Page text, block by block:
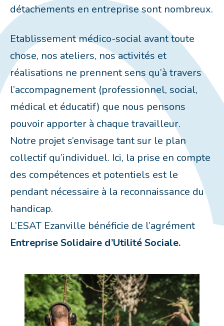
détachements en entreprise sont nombreux.
Etablissement médico-social avant toute
chose, nos ateliers, nos activités et
réalisations ne prennent sens qu’à travers
l’accompagnement (professionnel, social,
médical et éducatif) que nous pensons
pouvoir apporter à chaque travailleur.
Notre projet s’envisage tant sur le plan
collectif qu’individuel. Ici, la prise en compte
des compétences et potentiels est le
pendant nécessaire à la reconnaissance du
handicap.
L’ESAT Ezanville bénéficie de l’agrément
Entreprise Solidaire d’Utilité Sociale.